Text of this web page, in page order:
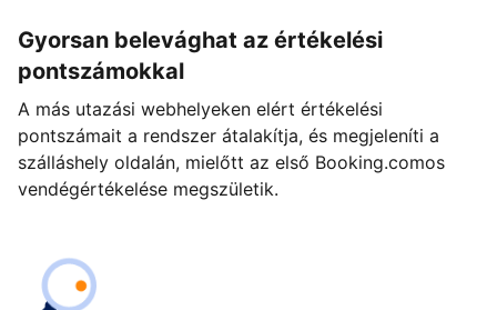
Gyorsan belevághat az értékelési
pontszámokkal
A más utazási webhelyeken elért értékelési
pontszámait a rendszer átalakítja, és megjeleníti a
szálláshely oldalán, mielőtt az első Booking.comos
vendégértékelése megszületik.